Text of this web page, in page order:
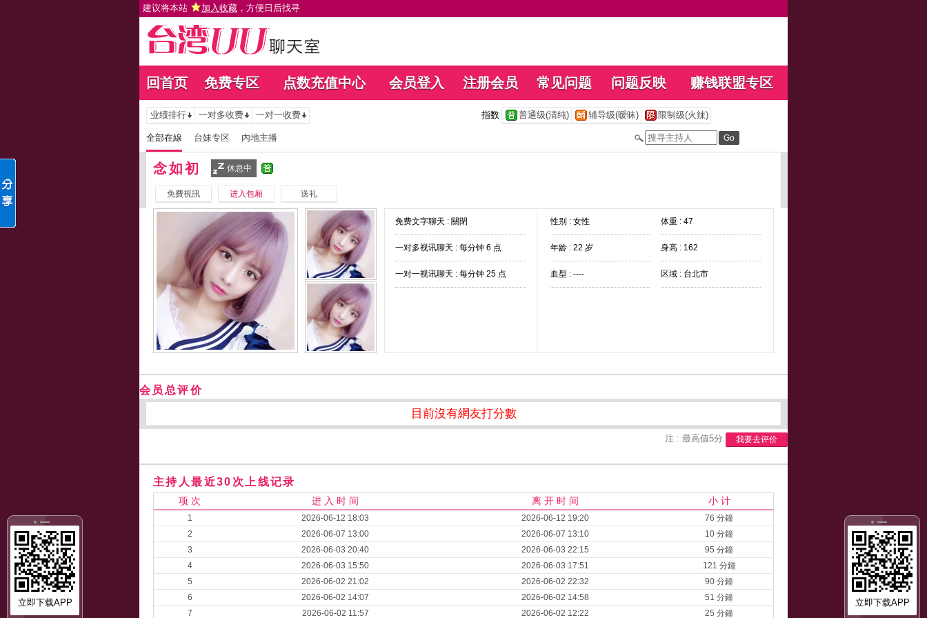
建议将本站 加入收藏 ，方便日后找寻
回首页 免费专区 点数充值中心 会员登入 注册会员 常见问题 问题反映 赚钱联盟专区
立即下载APP
立即下载APP
业绩排行 一对多收费 一对一收费 指数 普通级(清纯) 辅导级(暧昧) 限制级(火辣)
全部在線 台妹专区 內地主播
念如初 休息中
免費視訊 进入包厢 送礼
免费文字聊天 : 關閉
一对多视讯聊天 : 每分钟 6 点
一对一视讯聊天 : 每分钟 25 点
性别 : 女性 体重 : 47
年龄 : 22 岁 身高 : 162
血型 : ---- 区域 : 台北市
会员总评价
目前沒有網友打分數
注 : 最高值5分 我要去评价
主持人最近30次上线记录
项 次 进 入 时 间 离 开 时 间 小 计
1 2026-06-12 18:03 2026-06-12 19:20
76 分鐘
2
2026-06-07 13:00 2026-06-07 13:10
10 分鐘
3
2026-06-03 20:40 2026-06-03 22:15
95 分鐘
4
2026-06-03 15:50 2026-06-03 17:51
121 分鐘
5
2026-06-02 21:02 2026-06-02 22:32
90 分鐘
6
2026-06-02 14:07 2026-06-02 14:58
51 分鐘
7
2026-06-02 11:57 2026-06-02 12:22 25 分鐘